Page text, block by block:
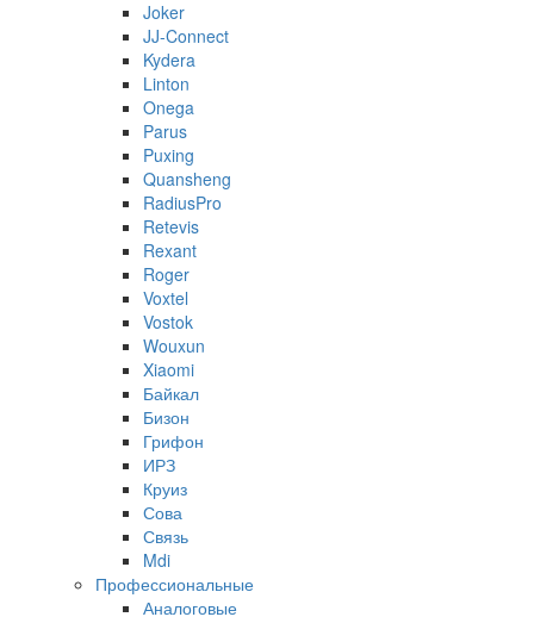
Joker
JJ-Connect
Kydera
Linton
Onega
Parus
Puxing
Quansheng
RadiusPro
Retevis
Rexant
Roger
Voxtel
Vostok
Wouxun
Xiaomi
Байкал
Бизон
Грифон
ИРЗ
Круиз
Сова
Связь
Mdi
Профессиональные
Аналоговые